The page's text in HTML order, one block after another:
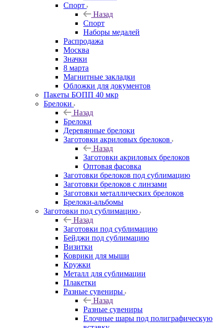
Спорт
Назад
Спорт
Наборы медалей
Распродажа
Москва
Значки
8 марта
Магнитные закладки
Обложки для документов
Пакеты БОПП 40 мкр
Брелоки
Назад
Брелоки
Деревянные брелоки
Заготовки акриловых брелоков
Назад
Заготовки акриловых брелоков
Оптовая фасовка
Заготовки брелоков под сублимацию
Заготовки брелоков с линзами
Заготовки металлических брелоков
Брелоки-альбомы
Заготовки под сублимацию
Назад
Заготовки под сублимацию
Бейджи под сублимацию
Визитки
Коврики для мыши
Кружки
Металл для сублимации
Плакетки
Разные сувениры
Назад
Разные сувениры
Елочные шары под полиграфическую